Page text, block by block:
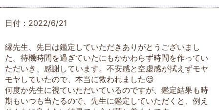
日付：2022/6/21
縁先生、先日は鑑定していただきありがとうございまし
た。待機時間を過ぎていたにもかかわらず時間を作ってい
ただいき、感謝しています。不安感と空虚感が拭えずモヤ
モヤしていたので、本当に救われました😌
何度か先生に視ていただいているのですが、鑑定結果も時
期もいつも当たるので、先生に鑑定していただくと、例え